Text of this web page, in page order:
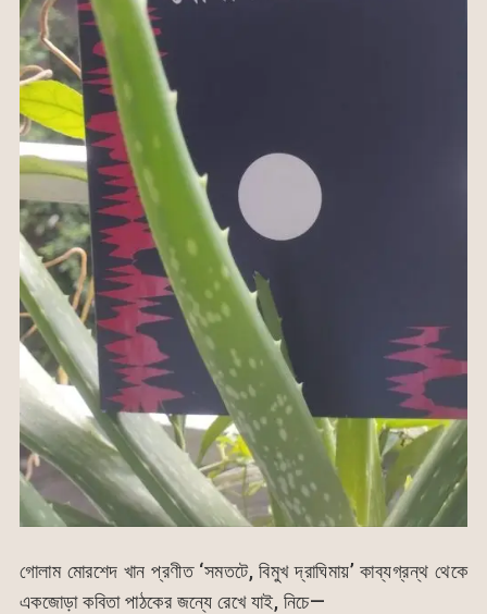
গোলাম মোরশেদ খান প্রণীত ‘সমতটে, বিমুখ দ্রাঘিমায়’ কাব্যগ্রন্থ থেকে
একজোড়া কবিতা পাঠকের জন্যে রেখে যাই, নিচে—